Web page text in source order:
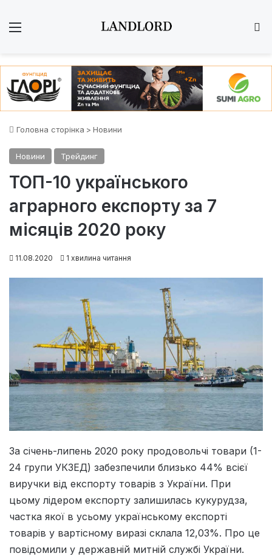
Головна сторінка > Новини
Новини Трейдинг
ТОП-10 українського
аграрного експорту за 7
місяців 2020 року
11.08.2020 1 хвилина читання
За січень-липень 2020 року продовольчі товари (1-
24 групи УКЗЕД) забезпечили близько 44% всієї
виручки від експорту товарів з України. При
цьому лідером експорту залишилась кукурудза,
частка якої в усьому українському експорті
товарів у вартісному виразі склала 12,03%. Про це
повідомили у державній митній службі України.